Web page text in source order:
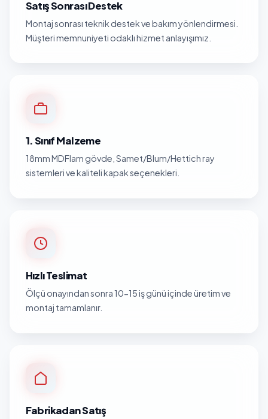
Satış Sonrası Destek
Montaj sonrası teknik destek ve bakım yönlendirmesi.
Müşteri memnuniyeti odaklı hizmet anlayışımız.
1. Sınıf Malzeme
18mm MDFlam gövde, Samet/Blum/Hettich ray
sistemleri ve kaliteli kapak seçenekleri.
Hızlı Teslimat
Ölçü onayından sonra 10-15 iş günü içinde üretim ve
montaj tamamlanır.
Fabrikadan Satış